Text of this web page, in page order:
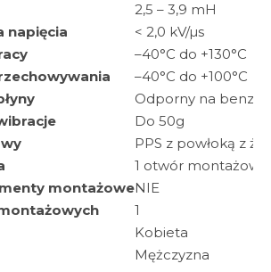
2,5 – 3,9 mH
napięcia
< 2,0 kV/µs
–40°C do +130°C
–40°C do +100°C
Odporny na
Do 50g
PPS z powłoką z
1 otwór montażowy
montażoweNIE
1
Kobieta
Mężczyzna